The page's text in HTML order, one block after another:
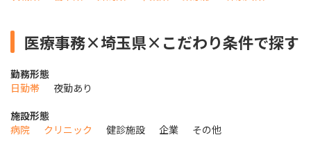
医療事務×埼玉県×こだわり条件で探す
勤務形態
日勤帯
夜勤あり
施設形態
病院
クリニック 健診施設 企業 その他